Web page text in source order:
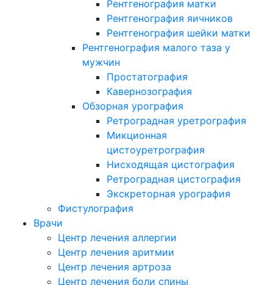
Рентгенография матки
Рентгенография яичников
Рентгенография шейки матки
Рентгенография малого таза у
мужчин
Простатография
Кавернозография
Обзорная урография
Ретроградная уретрография
Микционная
цистоуретрография
Нисходящая цистография
Ретроградная цистография
Экскреторная урография
Фистулография
Врачи
Центр лечения аллергии
Центр лечения аритмии
Центр лечения артроза
Центр лечения боли спины